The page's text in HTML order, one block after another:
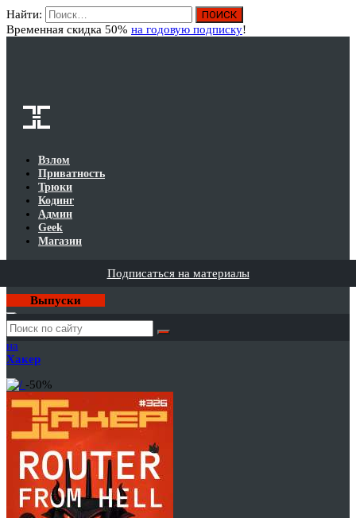
Найти:
Временная скидка 50% на годовую подписку!
Взлом
Приватность
Трюки
Кодинг
Админ
Geek
Магазин
Подписаться на материалы
Выпуски
Годовая
подписка
на
Хакер
-50%